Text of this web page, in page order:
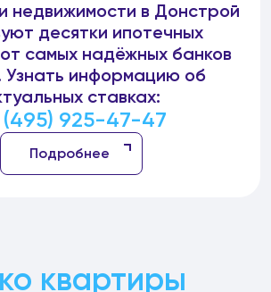
недвижимости в Донстрой
десятки ипотечных
самых надёжных банков
Узнать информацию об
ставках:
(495) 925-47-47
Подробнее
квартиры